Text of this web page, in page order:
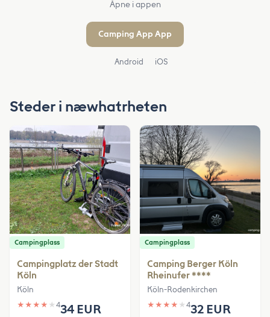
Åpne i appen
Camping App App
Android iOS
Steder i næwhatrheten
Campingplass
Campingplatz der Stadt
Köln
Köln
★ ★ ★ ★ ★ 434 EUR
Campingplass
Camping Berger Köln
Rheinufer ****
Köln-Rodenkirchen
★ ★ ★ ★ ★ 432 EUR